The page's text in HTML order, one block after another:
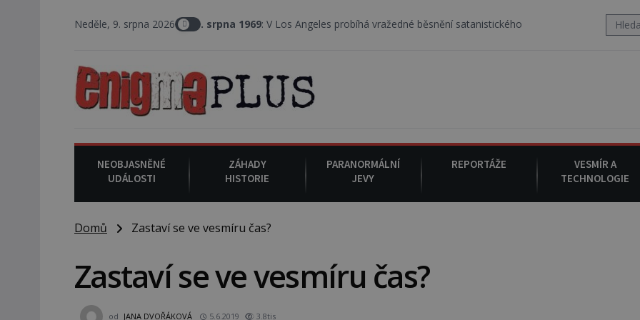
Neděle, 9. srpna 2026
9. srpna 1969 : V Los Angeles probíhá vražedné běsnění satanistického gangu vedeného Charlesem
NEOBJASNĚNÉ
UDÁLOSTI
ZÁHADY
HISTORIE
PARANORMÁLNÍ
JEVY
REPORTÁŽE
VESMÍR A
TECHNOLOGIE
Domů Zastaví se ve vesmíru čas?
Zastaví se ve vesmíru čas?
od JANA DVOŘÁKOVÁ 5.6.2019 3.8tis